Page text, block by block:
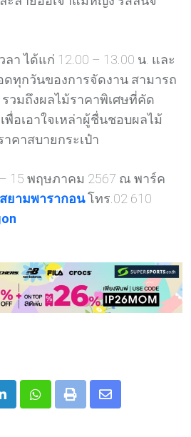
ลา ได้แก่ 12.00 – 13.00 น. และ
ดทุกวันของการจัดงาน สามารถ
วมถึงผลไม้ราคาพิเศษที่คัด
พื่อเอาใจเหล่าผู้ชื่นชอบผลไม้
คาสบายกระเป๋า
15 พฤษภาคม 2567 ณ พาร์ค
ยามพารากอนโทร.02 610
LinkedInWhatsapp
Print
Share